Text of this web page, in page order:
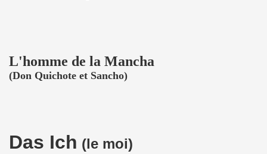
L'homme de la Mancha
(Don Quichote et Sancho)
Das Ich (le moi)